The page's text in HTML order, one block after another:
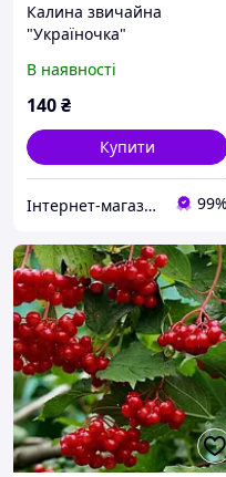
Калина звичайна
"Україночка"
В наявності
140₴
Купити
Інтернет-магазин "Магазин Рослин" Власне Виробництво🌱 99%